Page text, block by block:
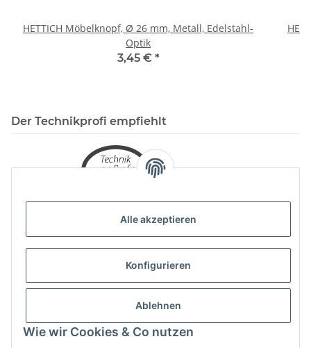
Alle akzeptieren
Konfigurieren
Ablehnen
Wie wir Cookies & Co nutzen
HETTICH Möbelknopf, Ø 26 mm, Metall, Edelstahl-
Optik
3,45 € *
Der Technikprofi empfiehlt